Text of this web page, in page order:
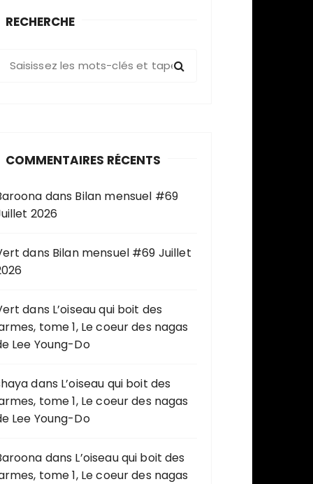
RECHERCHE
COMMENTAIRES RÉCENTS
dans Bilan mensuel #69
2026
dans Bilan mensuel #69 Juillet
dans L’oiseau qui boit des
tome 1, Le coeur des nagas
Lee Young-Do
dans L’oiseau qui boit des
tome 1, Le coeur des nagas
Lee Young-Do
dans L’oiseau qui boit des
tome 1, Le coeur des nagas